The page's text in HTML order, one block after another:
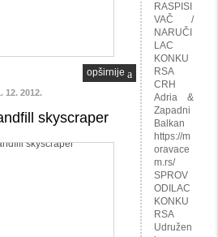
opširnije
12. 2012.
skyscraper
RASPISI
VAČ /
NARUČI
LAC
KONKU
RSA
CRH
Adria &
Zapadni
Balkan
https://m
oravace
m.rs/
SPROV
ODILAC
KONKU
RSA
Udružen